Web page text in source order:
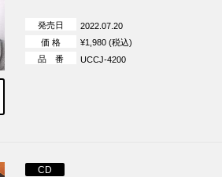
発売日
2022.07.20
価 格
¥1,980 (税込)
品 番
UCCJ-4200
CD